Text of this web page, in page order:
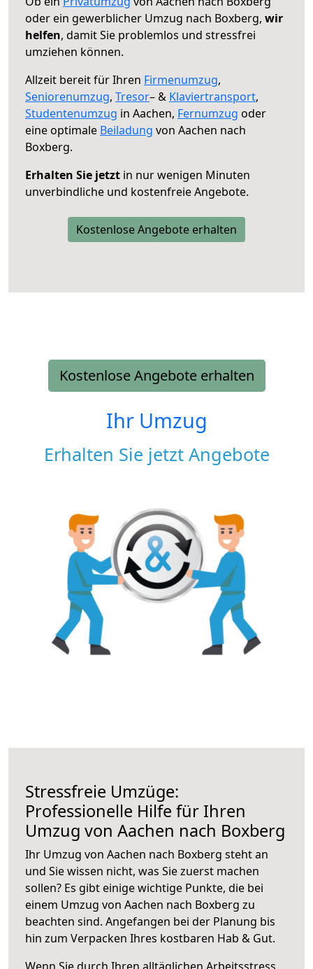
oder ein gewerblicher Umzug nach Boxberg, wir
helfen, damit Sie problemlos und stressfrei
umziehen können.
Allzeit bereit für Ihren Firmenumzug,
Seniorenumzug, Tresor– & Klaviertransport,
Studentenumzug in Aachen, Fernumzug oder
eine optimale Beiladung von Aachen nach
Boxberg.
Erhalten Sie jetzt in nur wenigen Minuten
unverbindliche und kostenfreie Angebote.
Kostenlose Angebote erhalten
Kostenlose Angebote erhalten
Ihr Umzug
Erhalten Sie jetzt Angebote
Stressfreie Umzüge:
Professionelle Hilfe für Ihren
Umzug von Aachen nach Boxberg
Ihr Umzug von Aachen nach Boxberg steht an
und Sie wissen nicht, was Sie zuerst machen
sollen? Es gibt einige wichtige Punkte, die bei
einem Umzug von Aachen nach Boxberg zu
beachten sind. Angefangen bei der Planung bis
hin zum Verpacken Ihres kostbaren Hab & Gut.